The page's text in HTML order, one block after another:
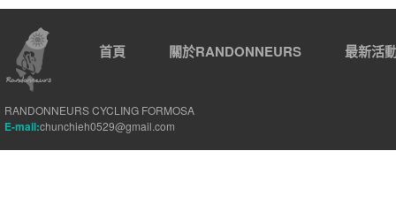
首頁 關於RANDONNEURS 最新活
RANDONNEURS CYCLING FORMOSA
E-mail:chunchieh0529@gmail.com